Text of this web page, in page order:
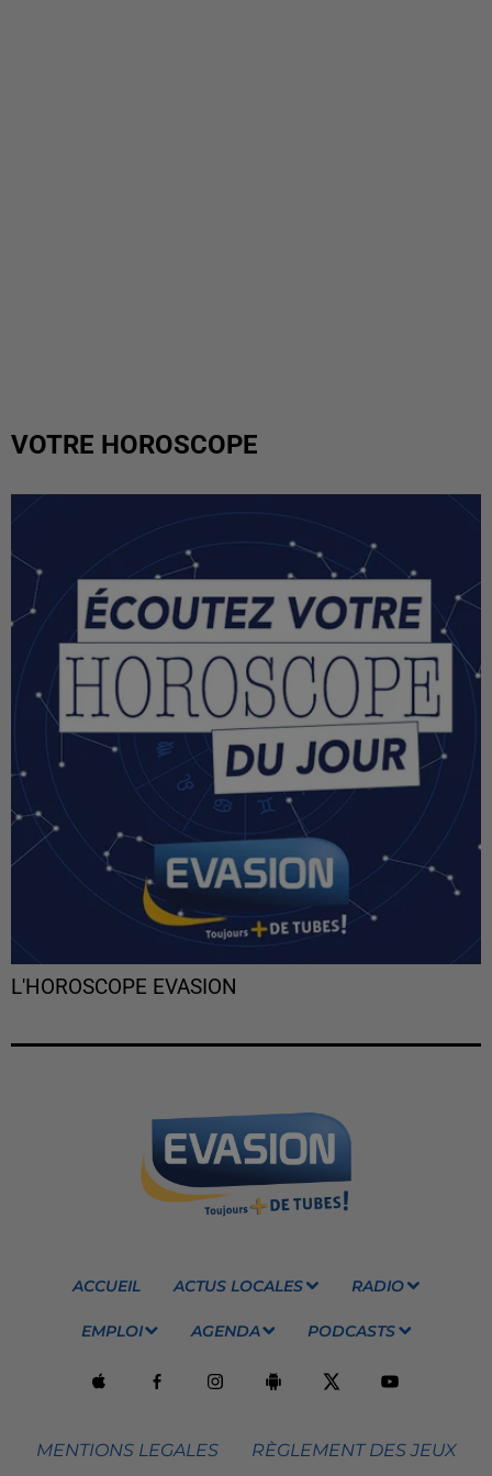
VOTRE HOROSCOPE
L'HOROSCOPE EVASION
ACCUEIL ACTUS LOCALES RADIO
EMPLOI AGENDA PODCASTS
MENTIONS LEGALES RÈGLEMENT DES JEUX